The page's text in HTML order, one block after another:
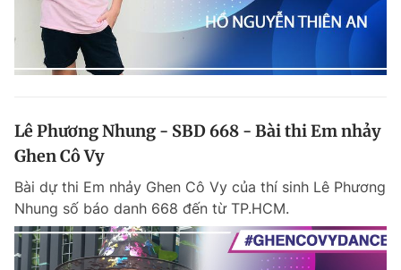
Lê Phương Nhung - SBD 668 - Bài thi Em nhảy
Ghen Cô Vy
Bài dự thi Em nhảy Ghen Cô Vy của thí sinh Lê Phương
Nhung số báo danh 668 đến từ TP.HCM.